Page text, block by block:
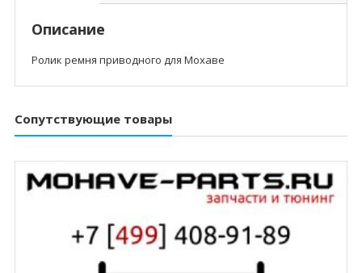
Описание
Ролик ремня приводного для Мохаве
Сопутствующие товары